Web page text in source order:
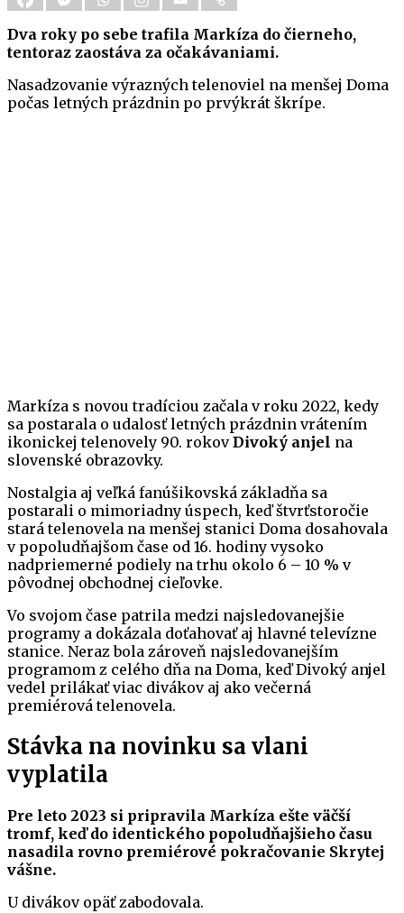
Dva roky po sebe trafila Markíza do čierneho,
tentoraz zaostáva za očakávaniami.
Nasadzovanie výrazných telenoviel na menšej Doma
počas letných prázdnin po prvýkrát škrípe.
Markíza s novou tradíciou začala v roku 2022, kedy
sa postarala o udalosť letných prázdnin vrátením
ikonickej telenovely 90. rokovDivoký anjel na
slovenské obrazovky.
Nostalgia aj veľká fanúšikovská základňa sa
postarali o mimoriadny úspech, keď štvrťstoročie
stará telenovela na menšej stanici Doma dosahovala
v popoludňajšom čase od 16. hodiny vysoko
nadpriemerné podiely na trhu okolo 6 – 10 % v
pôvodnej obchodnej cieľovke.
Vo svojom čase patrila medzi najsledovanejšie
programy a dokázala doťahovať aj hlavné televízne
stanice. Neraz bola zároveň najsledovanejším
programom z celého dňa na Doma, keď Divoký anjel
vedel prilákať viac divákov aj ako večerná
premiérová telenovela.
Stávka na novinku sa vlani
vyplatila
Pre leto 2023 si pripravila Markíza ešte väčší
tromf, keď do identického popoludňajšieho času
nasadila rovno premiérové pokračovanie Skrytej
vášne.
U divákov opäť zabodovala.